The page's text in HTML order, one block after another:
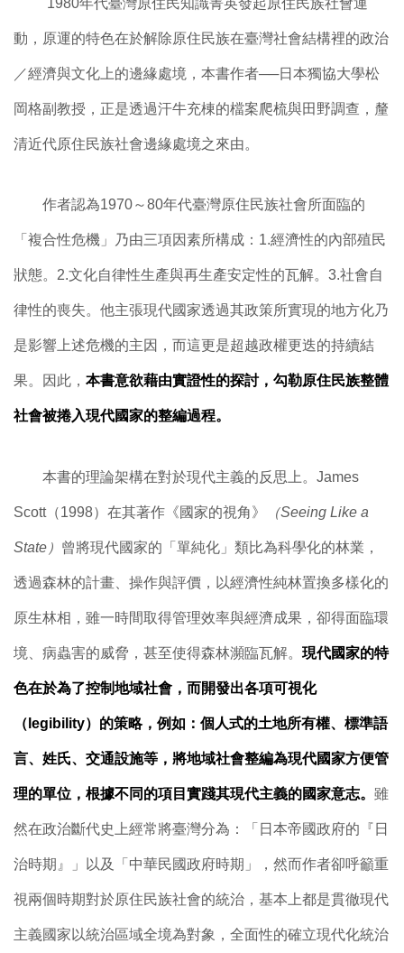
動，原運的特色在於解除原住民族在臺灣社會結構裡的政治
／經濟與文化上的邊緣處境，本書作者──日本獨協大學松
岡格副教授，正是透過汗牛充棟的檔案爬梳與田野調查，釐
清近代原住民族社會邊緣處境之來由。
作者認為1970～80年代臺灣原住民族社會所面臨的
「複合性危機」乃由三項因素所構成： 1.經濟性的內部殖民
狀態。 2.文化自律性生產與再生產安定性的瓦解。3.社會自
律性的喪失。他主張現代國家透過其政策所實現的地方化乃
是影響上述危機的主因，而這更是超越政權更迭的持續結
果。因此， 本書意欲藉由實證性的探討，勾勒原住民族整體
社會被捲入現代國家的整編過程。
本書的理論架構在對於現代主義的反思上。James
Scott（1998）在其著作《國家的視角》 （Seeing Like a
State） 曾將現代國家的「單純化」類比為科學化的林業，
透過森林的計畫、操作與評價，以經濟性純林置換多樣化的
原生林相，雖一時間取得管理效率與經濟成果，卻得面臨環
境、病蟲害的威脅，甚至使得森林瀕臨瓦解。 現代國家的特
色在於為了控制地域社會，而開發出各項可視化
（legibility）的策略，例如：個人式的土地所有權、標準語
言、姓氏、交通設施等，將地域社會整編為現代國家方便管
理的單位，根據不同的項目實踐其現代主義的國家意志。 雖
然在政治斷代史上經常將臺灣分為：「日本帝國政府的『日
治時期』」以及「中華民國政府時期」，然而作者卻呼籲重
視兩個時期對於原住民族社會的統治，基本上都是貫徹現代
主義國家以統治區域全境為對象，全面性的確立現代化統治